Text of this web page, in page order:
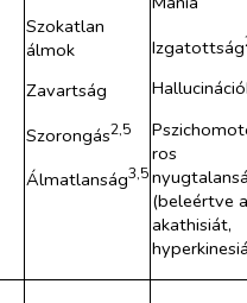
Szokatlan
álmok
Zavartság
Szorongás2,5
Álmatlanság3,5
Izgatottság
ros
(beleértve
akathisiát,